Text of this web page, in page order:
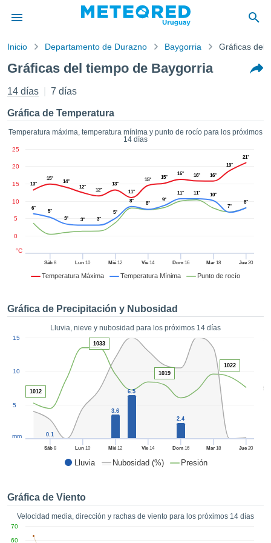
de
ha
por
para
que la
calidad.
a este
y
forma
digital
permite
coste.
el botón
a la
en
así como
un perfil
CONTINUAR
CONFIGURACIÓN
Inicio Departamento de Durazno Baygorria Gráficas del
Gráficas del tiempo de Baygorria
14 días 7 días
Gráfica de Temperatura
Temperatura máxima, temperatura mínima y punto de rocío para los próximos
14 días
Temperatura Máxima Temperatura Mínima Punto de rocío
Sáb8 Lun 10 Mié 12 Vie 14 Dom16 Mar18 Jue 20
0
5
10
15
20
25
°C
13°
15°
14°
12°
12°
13°
11°
15° 15°
16° 16° 16°
19°
21°
6°
5°
3°
3° 3°
5°
8° 8°
9°
11° 11° 10°
7°
8°
Gráfica de Precipitación y Nubosidad
Lluvia, nieve y nubosidad para los próximos 14 días
Lluvia Nubosidad (%) Presión
50
Sáb8 Lun 10 Mié 12 Vie 14 Dom16 Mar18 Jue 20
5
10
15
mm 0.1
3.6
6.5
2.4
1012
1033
1019
1022
Gráfica de Viento
Velocidad media, dirección y rachas de viento para los próximos 14 días
60
70